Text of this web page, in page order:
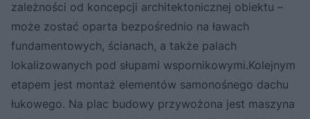
zależności od koncepcji architektonicznej obiektu –
może zostać oparta bezpośrednio na ławach
fundamentowych, ścianach, a także palach
lokalizowanych pod słupami wspornikowymi.Kolejnym
etapem jest montaż elementów samonośnego dachu
łukowego. Na plac budowy przywożona jest maszyna